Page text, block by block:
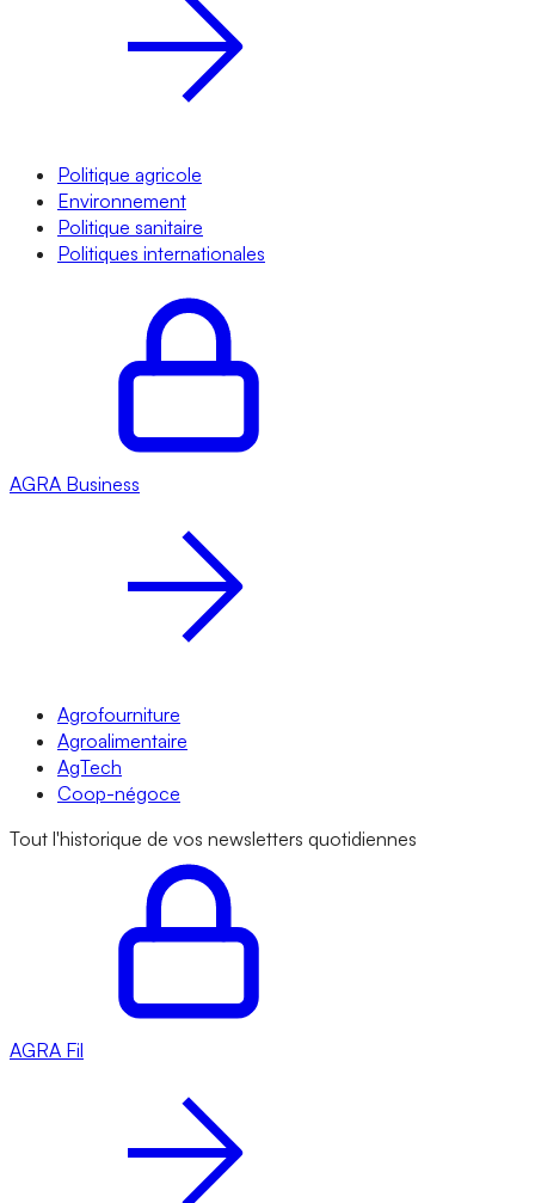
Politique agricole
Environnement
Politique sanitaire
Politiques internationales
AGRA Business
Agrofourniture
Agroalimentaire
AgTech
Coop-négoce
Tout l'historique de vos newsletters quotidiennes
AGRA Fil